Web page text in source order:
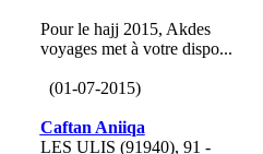
Pour le hajj 2015, Akdes
voyages met à votre dispo...
(01-07-2015)
Caftan Aniiqa
LES ULIS (91940), 91 -